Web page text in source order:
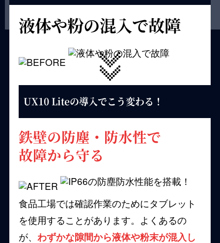
液体や粉の混入で故障
UX10 Liteの導入でこう変わる！
鉄壁の防塵・防水性で
故障から守る
食品工場では確認作業のためにタブレット
を使用することがあります。よくあるの
が、わずかな隙間から液体や粉末が混入し